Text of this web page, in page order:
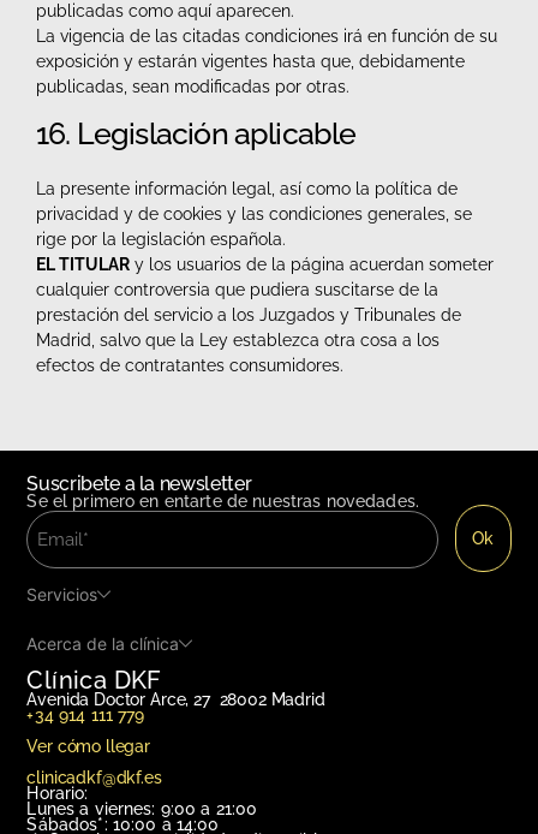
publicadas como aquí aparecen.
La vigencia de las citadas condiciones irá en función de su
exposición y estarán vigentes hasta que, debidamente
publicadas, sean modificadas por otras.
16. Legislación aplicable
La presente información legal, así como la política de
privacidad y de cookies y las condiciones generales, se
rige por la legislación española.
EL TITULAR y los usuarios de la página acuerdan someter
cualquier controversia que pudiera suscitarse de la
prestación del servicio a los Juzgados y Tribunales de
Madrid, salvo que la Ley establezca otra cosa a los
efectos de contratantes consumidores.
Clínica DKF
Avenida Doctor Arce, 27 28002 Madrid
+34 914 111 779
Ver cómo llegar
clinicadkf@dkf.es
Horario:
Lunes a viernes: 9:00 a 21:00
Sábados*: 10:00 a 14:00
Suscribete a la newsletter
Se el primero en entarte de nuestras novedades.
Servicios
Acerca de la clínica